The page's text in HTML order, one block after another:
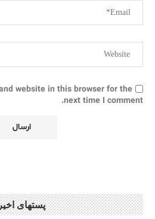
website in this browser for the
next time I comment.
پستهای